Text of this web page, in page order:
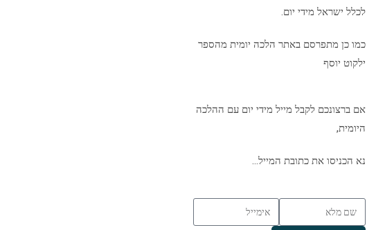
לכלל ישראל מידי יום.
כמו כן מתפרסם באתר הלכה יומית מהספר
ילקוט יוסף
אם ברצונכם לקבל מייל מידי יום עם ההלכה
היומית,
נא הכניסו את כתובת המייל…